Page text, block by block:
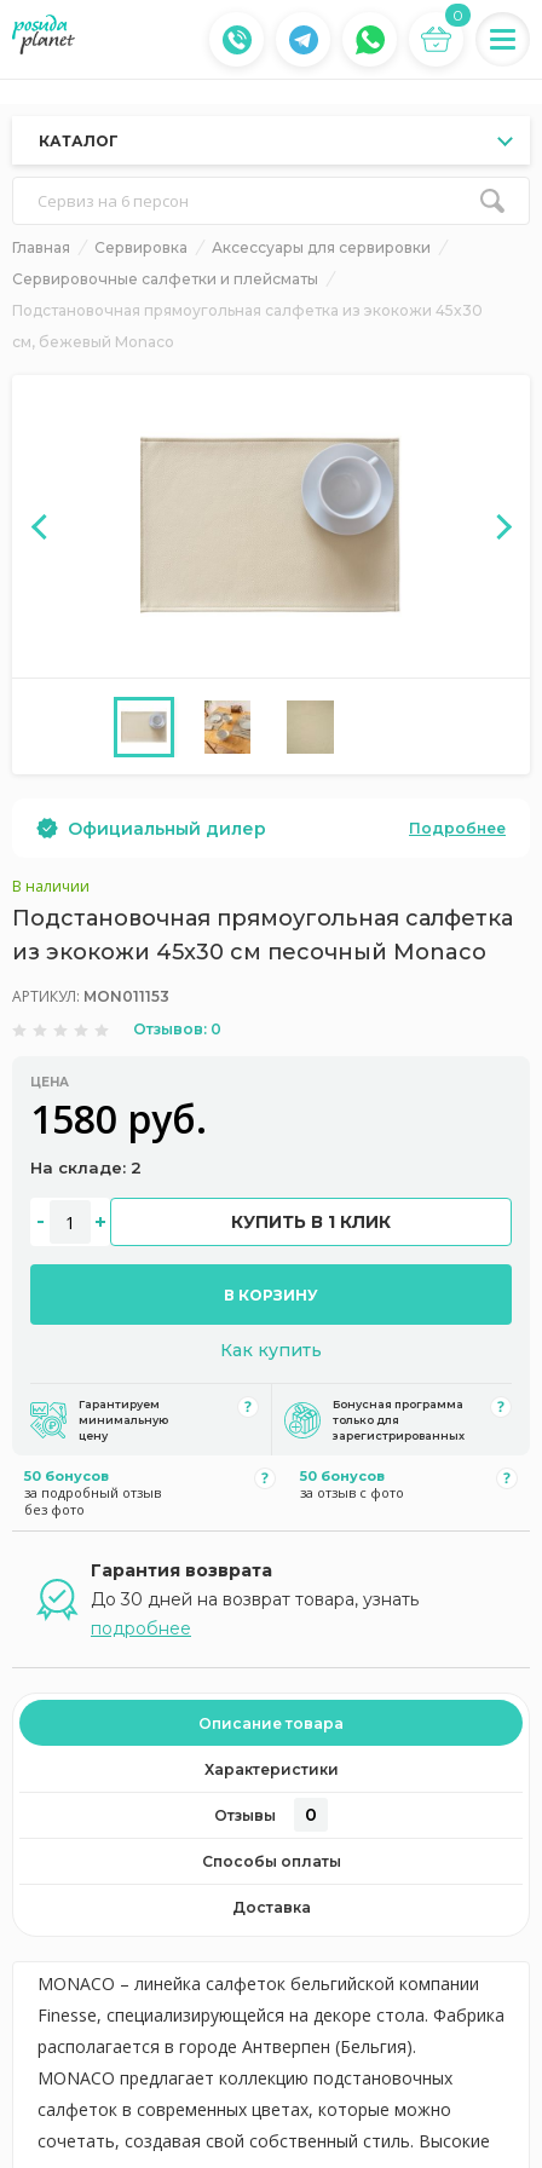
0
КАТАЛОГ
Сервиз на 6 персон
Главная Сервировка
Аксессуары для сервировки
Сервировочные салфетки и плейсматы
Подстановочная прямоугольная салфетка из экокожи 45x30
см, бежевый Monaco
Официальный дилер Подробнее
В наличии
Подстановочная прямоугольная салфетка
из экокожи 45x30 см песочный Monaco
АРТИКУЛ: MON011153
Отзывов: 0
ЦЕНА
1580 руб.
На складе: 2
КУПИТЬ В 1 КЛИК
В КОРЗИНУ
Как купить
Гарантируем
минимальную
цену
Бонусная программа
только для
зарегистрированных
50 бонусов
за подробный отзыв
без фото
50 бонусов
за отзыв с фото
Гарантия возврата
До 30 дней на возврат товара, узнать
подробнее
Описание товара
Характеристики
Отзывы 0
Способы оплаты
Доставка
MONACO – линейка салфеток бельгийской компании
Finesse, специализирующейся на декоре стола. Фабрика
располагается в городе Антверпен (Бельгия).
MONACO предлагает коллекцию подстановочных
салфеток в современных цветах, которые можно
сочетать, создавая свой собственный стиль. Высокие